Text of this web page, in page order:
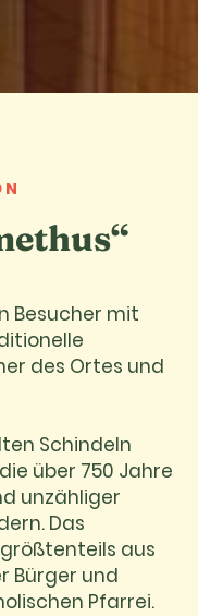
Besucher mit
des Ortes und
Schindeln
über 750 Jahre
unzähliger
Das
aus
Bürger und
Pfarrei.